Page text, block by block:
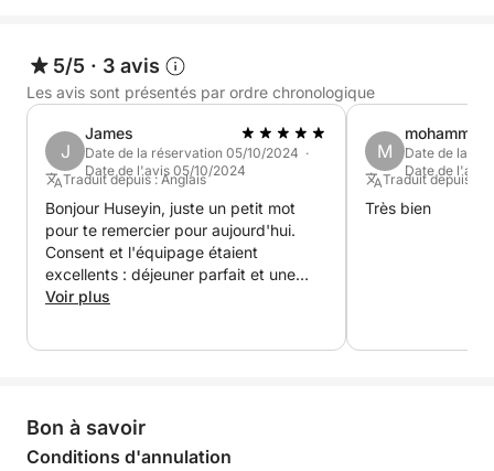
5/5 · 3 avis
Les avis sont présentés par ordre chronologique
J
James
Date de la réservation 05/10/2024 ·
Date de l'avis 05/10/2024
Traduit depuis : Anglais
Bonjour Huseyin, juste un petit mot
pour te remercier pour aujourd'hui.
Consent et l'équipage étaient
excellents : déjeuner parfait et une
merveilleuse journée de détente.
été les hôtes les plus charmants.
Cordialement, James
Voir plus
M
Date de la
Date de
Traduit depuis :
Très bien
Bon à savoir
Conditions d'annulation